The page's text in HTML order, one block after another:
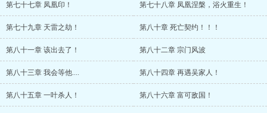
第七十七章 凤凰印！ 第七十八章 凤凰涅槃，浴火重生！
第七十九章 天雷之劫！ 第八十章 死亡契约！！！
第八十一章 该出去了！ 第八十二章 宗门风波
第八十三章 我会等他.... 第八十四章 再遇吴家人！
第八十五章 一叶杀人！ 第八十六章 富可敌国！